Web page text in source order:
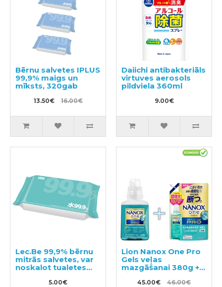
Bērnu salvetes IPLUS
99,9% maigs un
mīksts, 320gab
13.50€ 16.00€
Daiichi antibakteriāls
virtuves aerosols
pildviela 360ml
9.00€
Lec.Be 99,9% bērnu
mitrās salvetes, var
noskalot tualetes
5.00€
Lion Nanox One Pro
Gels veļas
mazgāšanai 380g +
pildviela 1070g
45.00€ 46.00€